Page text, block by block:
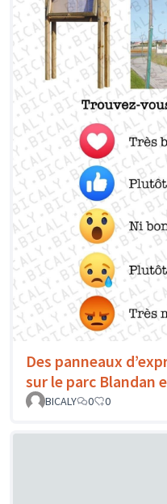
Des panneaux
sur le parc Blandan
BICALY
0 0